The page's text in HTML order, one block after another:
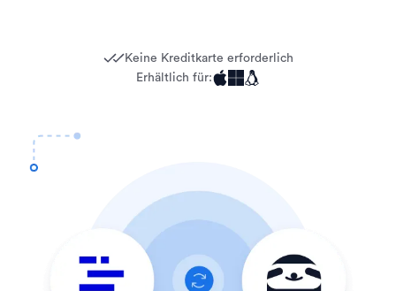
Keine Kreditkarte erforderlich
Erhältlich für: